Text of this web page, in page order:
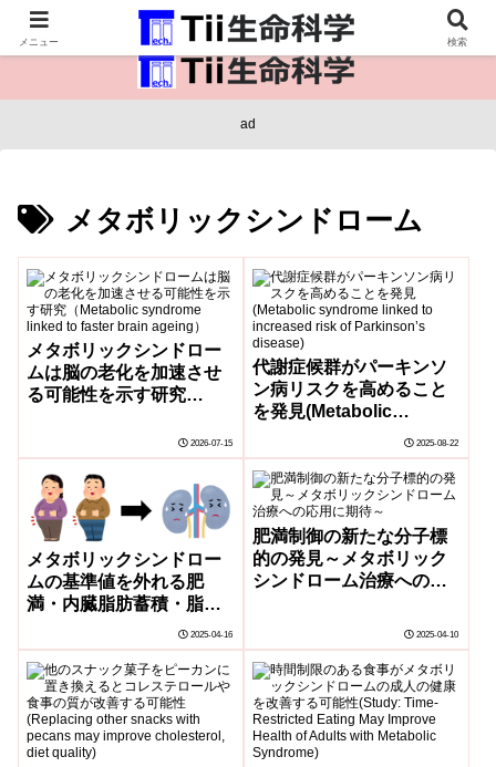
医療保健・生命・生物の情報インフラ。
ad
メタボリックシンドローム
メタボリックシンドロー
ムは脳の老化を加速させ
る可能性を示す研究
linked to faster brain
ageing）
2026-07-15
代謝症候群がパーキンソ
ン病リスクを高めること
を発見(Metabolic
syndrome linked to
increased risk of
Parkinson’s disease)
2025-08-22
メタボリックシンドロー
ムの基準値を外れる肥
満・内臓脂肪蓄積・脂質
異常症と慢性腎臓病の関
連～大規模職域健診を受
診した約 30 万人のデータ
解析結果～
2025-04-16
肥満制御の新たな分子標
的の発見～メタボリック
シンドローム治療への応
2025-04-10
メニュー 検索